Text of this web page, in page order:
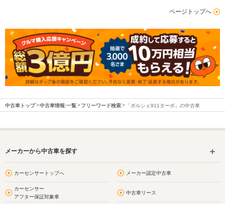
ページトップへ
中古車トップ 中古車情報:一覧 フリーワード検索 「ポルシェ911ターボ」の中古車
メーカーから中古車を探す
カーセンサートップへ メーカー認定中古車
カーセンサー
アフター保証対象車
中古車リース